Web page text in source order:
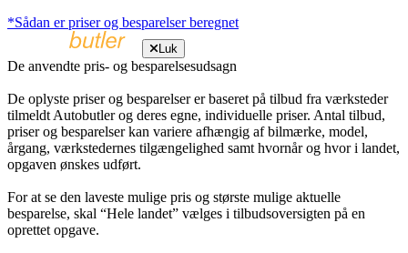
*Sådan er priser og besparelser beregnet
Luk
De anvendte pris- og besparelsesudsagn
De oplyste priser og besparelser er baseret på tilbud fra værksteder
tilmeldt Autobutler og deres egne, individuelle priser. Antal tilbud,
priser og besparelser kan variere afhængig af bilmærke, model,
årgang, værkstedernes tilgængelighed samt hvornår og hvor i landet,
opgaven ønskes udført.
For at se den laveste mulige pris og største mulige aktuelle
besparelse, skal “Hele landet” vælges i tilbudsoversigten på en
oprettet opgave.